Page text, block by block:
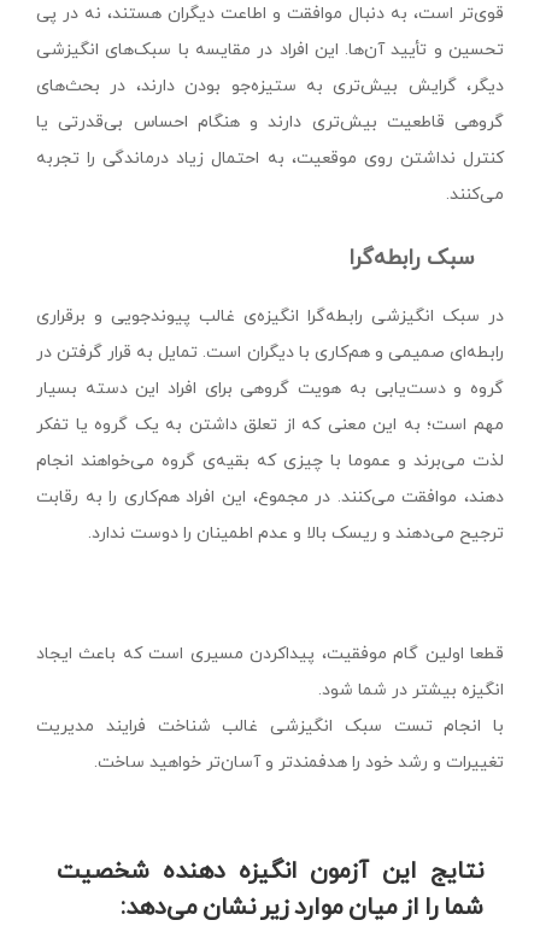
قوی‌تر است، به دنبال موافقت و اطاعت دیگران هستند، نه در پی
تحسین و تأیید آن‌ها. این افراد در مقایسه با سبک‌های انگیزشی
دیگر، گرایش بیش‌تری به ستیزه‌جو بودن دارند، در بحث‌های
گروهی قاطعیت بیش‌تری دارند و هنگام احساس بی‌قدرتی یا
کنترل نداشتن روی موقعیت، به احتمال زیاد درماندگی را تجربه
می‌کنند.
سبک رابطه‌گرا
در سبک انگیزشی رابطه‌گرا انگیزه‌ی غالب پیوندجویی و برقراری
رابطه‌ای صمیمی و هم‌کاری با دیگران است. تمایل به قرار گرفتن در
گروه و دست‌یابی به هویت گروهی برای افراد این دسته بسیار
مهم است؛ به این معنی که از تعلق داشتن به یک گروه یا تفکر
لذت می‌برند و عموما با چیزی که بقیه‌ی گروه می‌خواهند انجام
دهند، موافقت می‌کنند. در مجموع، این افراد هم‌کاری را به رقابت
ترجیح می‌دهند و ریسک بالا و عدم اطمینان را دوست ندارد.
قطعا اولین گام موفقیت، پیداکردن مسیری است که باعث ایجاد
انگیزه بیشتر در شما شود.
با انجام تست سبک انگیزشی غالب شناخت فرایند مدیریت
تغییرات و رشد خود را هدفمندتر و آسان‌تر خواهید ساخت.
نتایج این آزمون انگیزه دهنده شخصیت
شما را از میان موارد زیر نشان می‌دهد: